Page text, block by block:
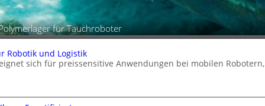
für Tauchroboter
Robotik und Logistik
sich für preissensitive Anwendungen bei mobilen